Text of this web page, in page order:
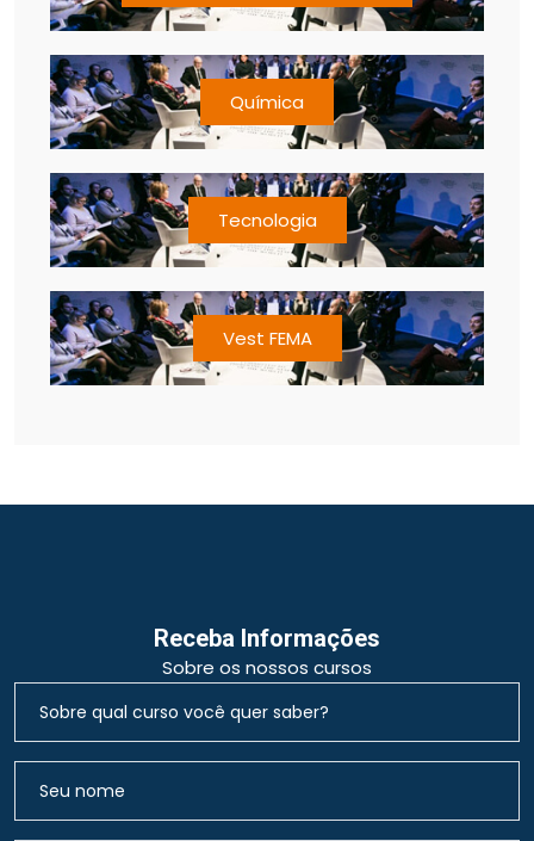
Química
Tecnologia
Vest FEMA
Receba Informações
Sobre os nossos cursos